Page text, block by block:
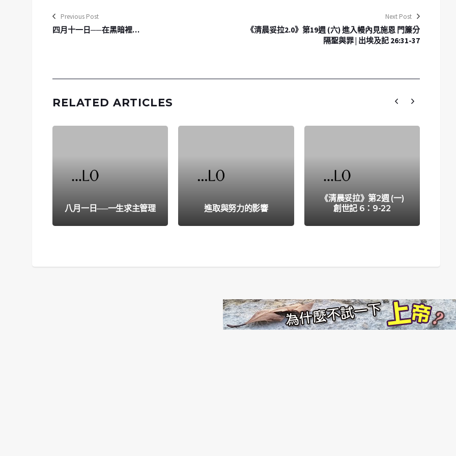
Previous Post
四月十一日──在黑暗裡…
Next Post
《清晨妥拉2.0》第19週 (六) 進入幔內見施恩 門簾分
隔聖與罪 | 出埃及記 26:31-37
RELATED ARTICLES
八月一日──一生求主管理 進取與努力的影響
《清晨妥拉》第2週 (一)
創世記 6：9-22